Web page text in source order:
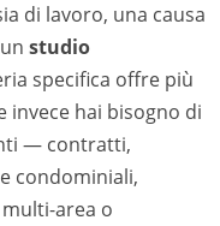
di lavoro, una causa
studio
specifica offre più
invece hai bisogno di
— contratti,
condominiali,
area o